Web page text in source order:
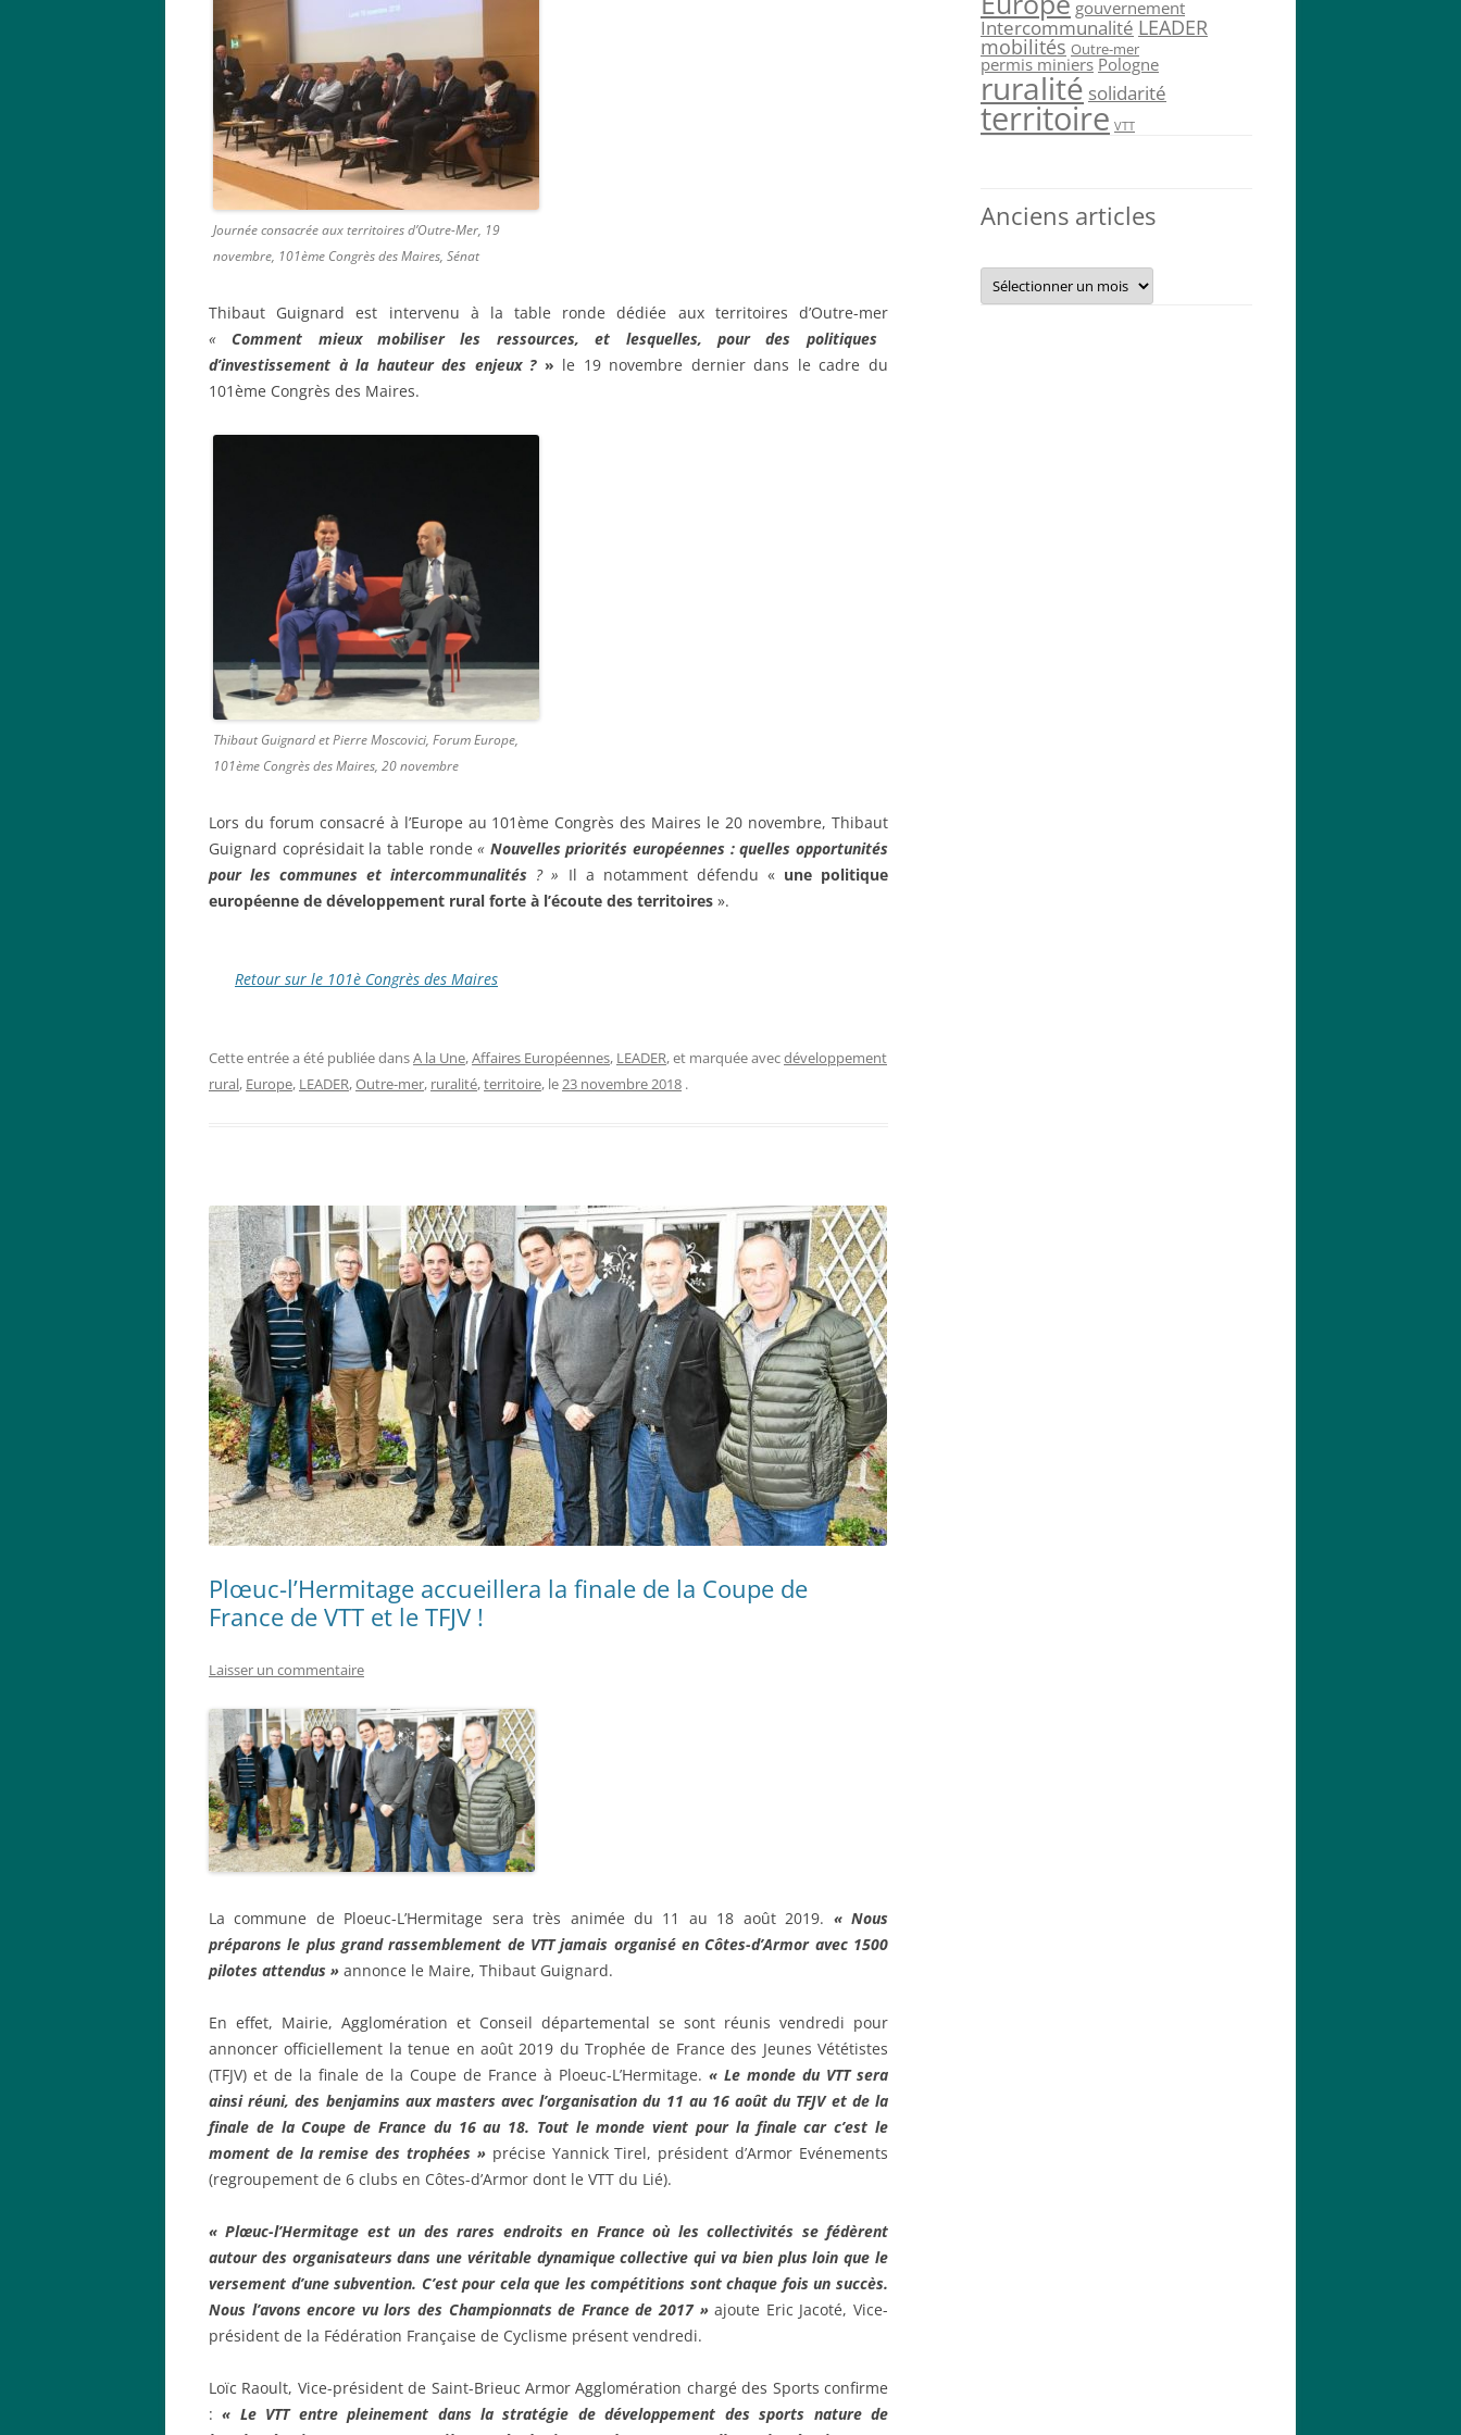
Journée consacrée aux territoires d’Outre-Mer, 19
novembre, 101ème Congrès des Maires, Sénat
Thibaut Guignard est intervenu à la table ronde dédiée aux territoires d’Outre-mer
« Comment mieux mobiliser les ressources, et lesquelles, pour des politiques
d’investissement à la hauteur des enjeux ?» le 19 novembre dernier dans le cadre du
101ème Congrès des Maires.
Thibaut Guignard et Pierre Moscovici, Forum Europe,
101ème Congrès des Maires, 20 novembre
Lors du forum consacré à l’Europe au 101ème Congrès des Maires le 20 novembre, Thibaut
Guignard coprésidait la table ronde« Nouvelles priorités européennes : quelles opportunités
pour les communes et intercommunalités ? » Il a notamment défendu « une politique
européenne de développement rural forte à l’écoute des territoires ».
Retour sur le 101è Congrès des Maires
Cette entrée a été publiée dansA la Une,Affaires Européennes, LEADER, et marquée avecdéveloppement
rural, Europe, LEADER,Outre-mer, ruralité,territoire, le23 novembre 2018 .
Plœuc-l’Hermitage accueillera la finale de la Coupe de
France de VTT et le TFJV !
Laisser un commentaire
La commune de Ploeuc-L’Hermitage sera très animée du 11 au 18 août 2019. « Nous
préparons le plus grand rassemblement de VTT jamais organisé en Côtes-d’Armor avec 1500
pilotes attendus » annonce le Maire, Thibaut Guignard.
En effet, Mairie, Agglomération et Conseil départemental se sont réunis vendredi pour
annoncer officiellement la tenue en août 2019 du Trophée de France des Jeunes Vététistes
(TFJV) et de la finale de la Coupe de France à Ploeuc-L’Hermitage. « Le monde du VTT sera
ainsi réuni, des benjamins aux masters avec l’organisation du 11 au 16 août du TFJV et de la
finale de la Coupe de France du 16 au 18. Tout le monde vient pour la finale car c’est le
moment de la remise des trophées » précise Yannick Tirel, président d’Armor Evénements
(regroupement de 6 clubs en Côtes-d’Armor dont le VTT du Lié).
« Plœuc-l’Hermitage est un des rares endroits en France où les collectivités se fédèrent
autour des organisateurs dans une véritable dynamique collective qui va bien plus loin que le
versement d’une subvention. C’est pour cela que les compétitions sont chaque fois un succès.
Nous l’avons encore vu lors des Championnats de France de 2017 »ajoute Eric Jacoté, Vice-
président de la Fédération Française de Cyclisme présent vendredi.
Loïc Raoult, Vice-président de Saint-Brieuc Armor Agglomération chargé des Sports confirme
:« Le VTT entre pleinement dans la stratégie de développement des sports nature de
gouvernement
Intercommunalité LEADER
mobilités Outre-mer
permis miniers Pologne
ruralité solidarité
territoire VTT
Anciens articles
Anciens
articles